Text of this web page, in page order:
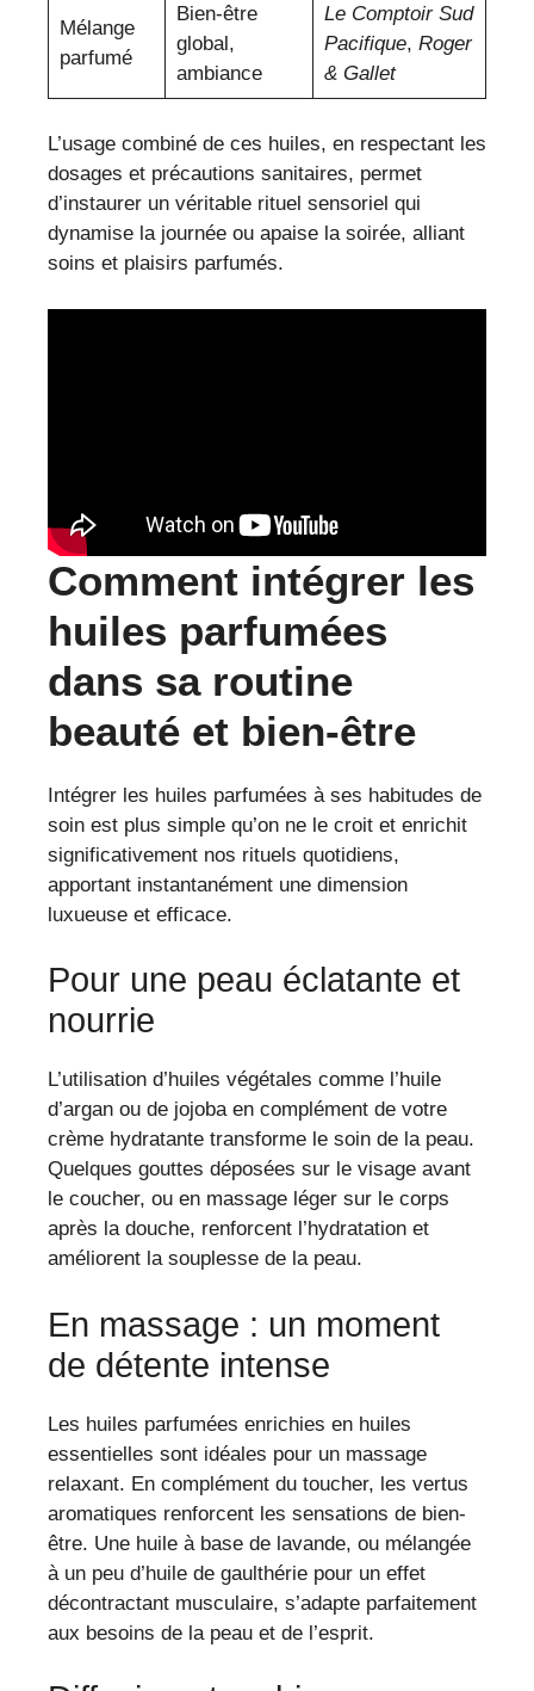
Mélange
parfumé
Bien-être
global,
ambiance
Le Comptoir Sud
Pacifique, Roger
& Gallet
L’usage combiné de ces huiles, en respectant les
dosages et précautions sanitaires, permet
d’instaurer un véritable rituel sensoriel qui
dynamise la journée ou apaise la soirée, alliant
soins et plaisirs parfumés.
Comment intégrer les
huiles parfumées
dans sa routine
beauté et bien-être
Intégrer les huiles parfumées à ses habitudes de
soin est plus simple qu’on ne le croit et enrichit
significativement nos rituels quotidiens,
apportant instantanément une dimension
luxueuse et efficace.
Pour une peau éclatante et
nourrie
L’utilisation d’huiles végétales comme l’huile
d’argan ou de jojoba en complément de votre
crème hydratante transforme le soin de la peau.
Quelques gouttes déposées sur le visage avant
le coucher, ou en massage léger sur le corps
après la douche, renforcent l’hydratation et
améliorent la souplesse de la peau.
En massage : un moment
de détente intense
Les huiles parfumées enrichies en huiles
essentielles sont idéales pour un massage
relaxant. En complément du toucher, les vertus
aromatiques renforcent les sensations de bien-
être. Une huile à base de lavande, ou mélangée
à un peu d’huile de gaulthérie pour un effet
décontractant musculaire, s’adapte parfaitement
aux besoins de la peau et de l’esprit.